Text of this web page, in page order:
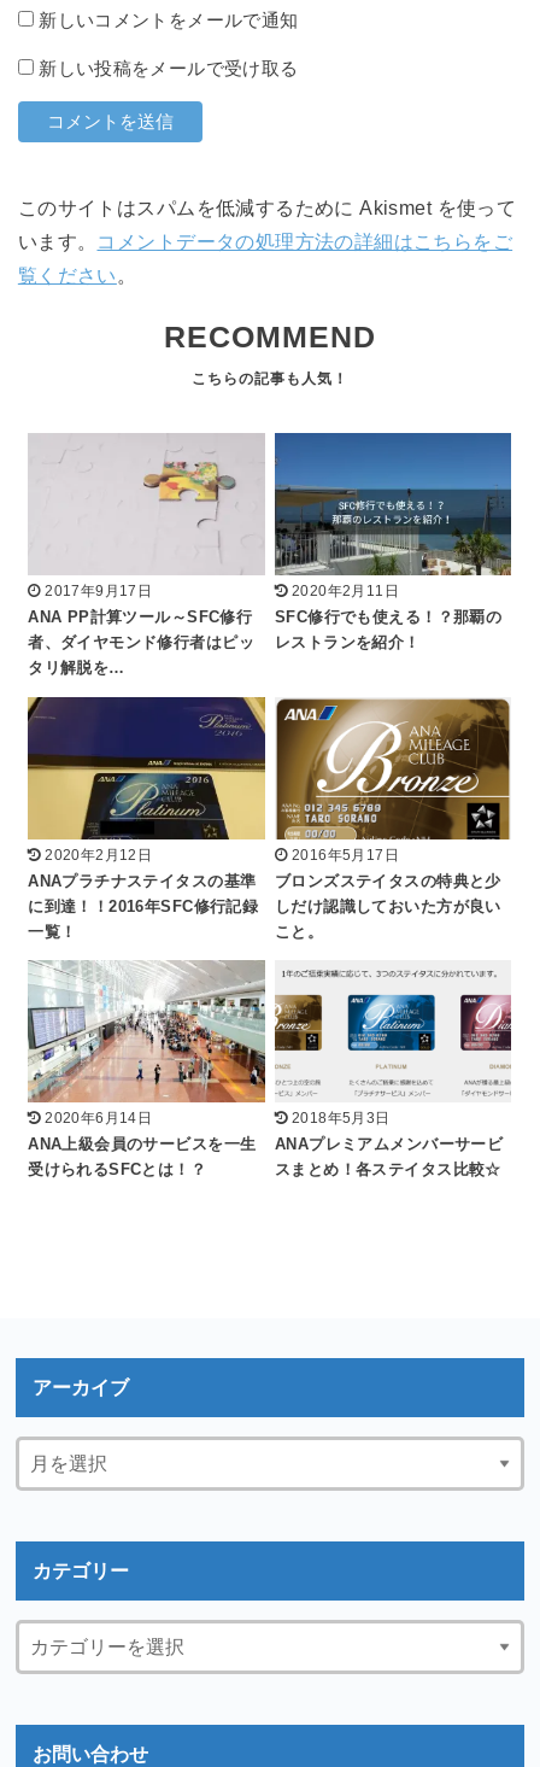
新しいコメントをメールで通知
新しい投稿をメールで受け取る
このサイトはスパムを低減するために Akismet を使って
います。 コメントデータの処理方法の詳細はこちらをご
覧ください 。
RECOMMEND
2017年9月17日
ANA PP計算ツール～SFC修行
者、ダイヤモンド修行者はピッ
タリ解脱を…
2020年2月11日
SFC修行でも使える！？那覇の
レストランを紹介！
2020年2月12日
ANAプラチナステイタスの基準
に到達！！2016年SFC修行記録
一覧！
2016年5月17日
ブロンズステイタスの特典と少
しだけ認識しておいた方が良い
こと。
2020年6月14日
ANA上級会員のサービスを一生
受けられるSFCとは！？
2018年5月3日
ANAプレミアムメンバーサービ
スまとめ！各ステイタス比較☆
アーカイブ
カテゴリー
お問い合わせ